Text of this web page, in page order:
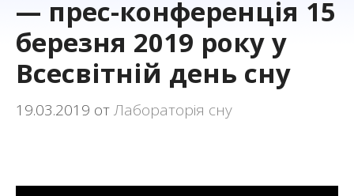
— прес-конференція 15
березня 2019 року у
Всесвітній день сну
19.03.2019 отЛабораторія сну